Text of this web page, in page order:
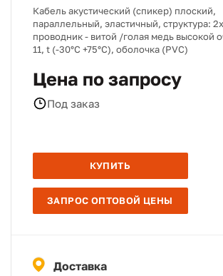
Кабель акустический (спикер) плоский,
параллельный, эластичный, структура:
проводник - витой /голая медь высокой
11, t (-30°C +75°C), оболочка (PVC)
Цена по запросу
Под заказ
КУПИТЬ
ЗАПРОС ОПТОВОЙ ЦЕНЫ
Доставка